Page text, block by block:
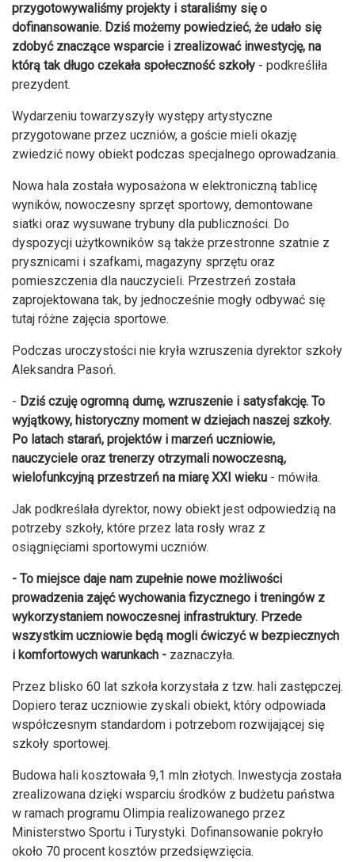
przygotowywaliśmy projekty i staraliśmy się o
dofinansowanie. Dziś możemy powiedzieć, że udało się
zdobyć znaczące wsparcie i zrealizować inwestycję, na
którą tak długo czekała społeczność szkoły - podkreśliła
prezydent.
Wydarzeniu towarzyszyły występy artystyczne
przygotowane przez uczniów, a goście mieli okazję
zwiedzić nowy obiekt podczas specjalnego oprowadzania.
Nowa hala została wyposażona w elektroniczną tablicę
wyników, nowoczesny sprzęt sportowy, demontowane
siatki oraz wysuwane trybuny dla publiczności. Do
dyspozycji użytkowników są także przestronne szatnie z
prysznicami i szafkami, magazyny sprzętu oraz
pomieszczenia dla nauczycieli. Przestrzeń została
zaprojektowana tak, by jednocześnie mogły odbywać się
tutaj różne zajęcia sportowe.
Podczas uroczystości nie kryła wzruszenia dyrektor szkoły
Aleksandra Pasoń.
- Dziś czuję ogromną dumę, wzruszenie i satysfakcję. To
wyjątkowy, historyczny moment w dziejach naszej szkoły.
Po latach starań, projektów i marzeń uczniowie,
nauczyciele oraz trenerzy otrzymali nowoczesną,
wielofunkcyjną przestrzeń na miarę XXI wieku - mówiła.
Jak podkreślała dyrektor, nowy obiekt jest odpowiedzią na
potrzeby szkoły, które przez lata rosły wraz z
osiągnięciami sportowymi uczniów.
- To miejsce daje nam zupełnie nowe możliwości
prowadzenia zajęć wychowania fizycznego i treningów z
wykorzystaniem nowoczesnej infrastruktury. Przede
wszystkim uczniowie będą mogli ćwiczyć w bezpiecznych
i komfortowych warunkach - zaznaczyła.
Przez blisko 60 lat szkoła korzystała z tzw. hali zastępczej.
Dopiero teraz uczniowie zyskali obiekt, który odpowiada
współczesnym standardom i potrzebom rozwijającej się
szkoły sportowej.
Budowa hali kosztowała 9,1 mln złotych. Inwestycja została
zrealizowana dzięki wsparciu środków z budżetu państwa
w ramach programu Olimpia realizowanego przez
Ministerstwo Sportu i Turystyki. Dofinansowanie pokryło
około 70 procent kosztów przedsięwzięcia.